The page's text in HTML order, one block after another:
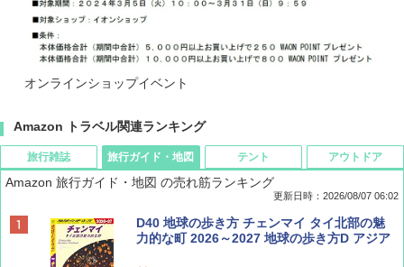
オンラインショップイベント
Amazon トラベル関連ランキング
旅行雑誌
ディズニーファン ２０２６年 ９月号 [雑
誌] (ＤＩＳＮＥＹ ＦＡＮ)
旅行ガイド・地図
Amazon 旅行ガイド・地図 の売れ筋ランキング
更新日時：2026/08/07 06:02
D40 地球の歩き方 チェンマイ タイ北部の魅
力的な町 2026～2027 地球の歩き方D アジア
テント アウトドア